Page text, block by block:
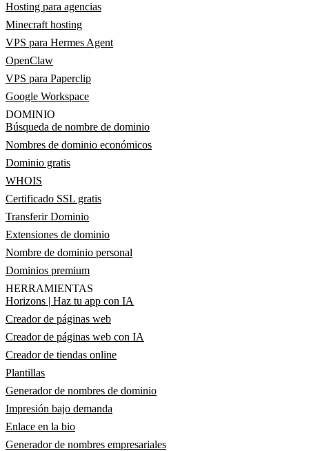
Hosting para agencias
Minecraft hosting
VPS para Hermes Agent
OpenClaw
VPS para Paperclip
Google Workspace
DOMINIO
Búsqueda de nombre de dominio
Nombres de dominio económicos
Dominio gratis
WHOIS
Certificado SSL gratis
Transferir Dominio
Extensiones de dominio
Nombre de dominio personal
Dominios premium
HERRAMIENTAS
Horizons | Haz tu app con IA
Creador de páginas web
Creador de páginas web con IA
Creador de tiendas online
Plantillas
Generador de nombres de dominio
Impresión bajo demanda
Enlace en la bio
Generador de nombres empresariales